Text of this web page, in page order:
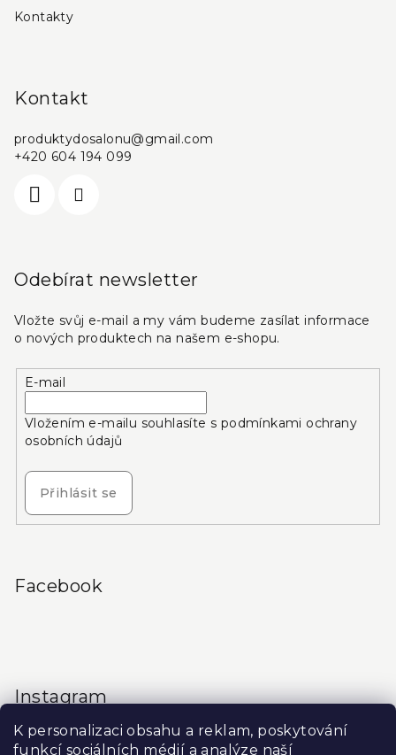
K personalizaci obsahu a reklam, poskytování
funkcí sociálních médií a analýze naší
Kontakty
Kontakt
produktydosalonu@gmail.com
+420 604 194 099
Odebírat newsletter
Vložte svůj e-mail a my vám budeme zasílat informace
o nových produktech na našem e-shopu.
E-mail
Vložením e-mailu souhlasíte s podmínkami ochrany
osobních údajů
Přihlásit se
Facebook
Instagram